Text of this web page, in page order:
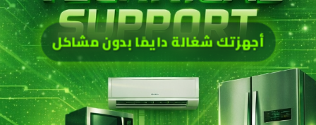
أجهزتك شغالة دايمًا بدون مشاكل